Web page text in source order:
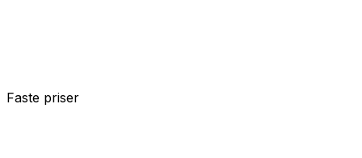
Faste priser